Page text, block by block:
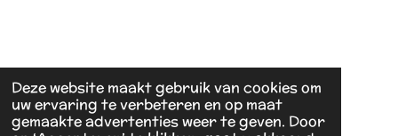
Deze website maakt gebruik van cookies om
uw ervaring te verbeteren en op maat
gemaakte advertenties weer te geven. Door